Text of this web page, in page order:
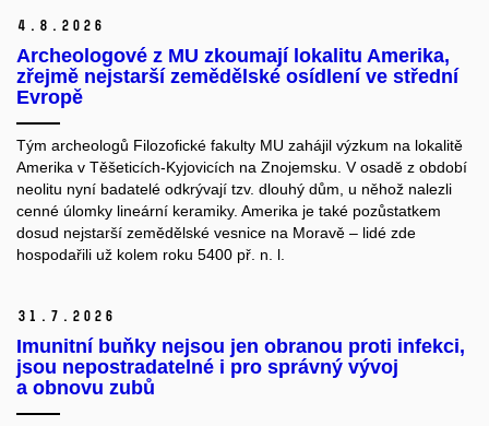
4. 8. 2026
Archeologové z MU zkoumají lokalitu Amerika,
zřejmě nejstarší zemědělské osídlení ve střední
Evropě
Tým archeologů Filozofické fakulty MU zahájil výzkum na lokalitě
Amerika v Těšeticích-Kyjovicích na Znojemsku. V osadě z období
neolitu nyní badatelé odkrývají tzv. dlouhý dům, u něhož nalezli
cenné úlomky lineární keramiky. Amerika je také pozůstatkem
dosud nejstarší zemědělské vesnice na Moravě – lidé zde
hospodařili už kolem roku 5400 př. n. l.
31. 7. 2026
Imunitní buňky nejsou jen obranou proti infekci,
jsou nepostradatelné i pro správný vývoj
a obnovu zubů